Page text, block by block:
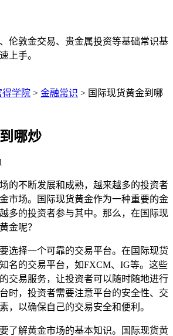
伦敦金交易、贵金属投资等基础常识基
上手。
得学院 > 金融常识 > 国际现货黄金到哪
哪炒
的不断发展和成熟，越来越多的投资者
市场。国际现货黄金作为一种重要的金
多的投资者参与其中。那么，在国际现
金呢？
选择一个可靠的交易平台。在国际现货
名的交易平台，如FXCM、IG等。这些
交易服务，让投资者可以随时随地进行
时，投资者需要注意平台的安全性、交
，以确保自己的交易安全和便利。
了解黄金市场的基本知识。国际现货黄